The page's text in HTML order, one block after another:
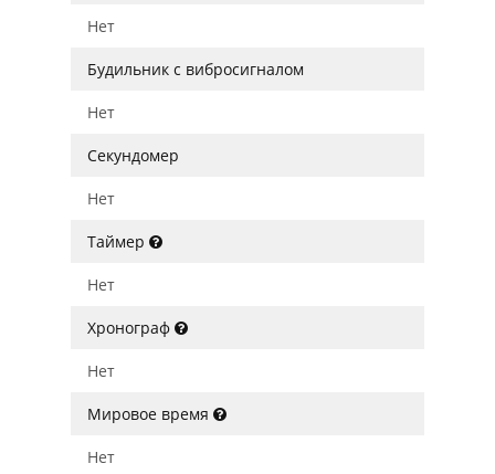
Нет
Будильник с вибросигналом
Нет
Секундомер
Нет
Таймер
Нет
Хронограф
Нет
Мировое время
Нет